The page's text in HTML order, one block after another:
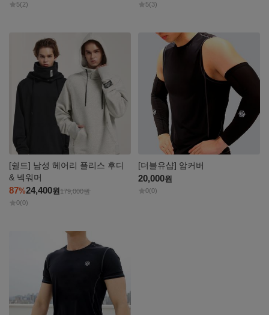
5(2)
5(3)
[쉴드] 남성 헤어리 플리스 후디
& 넥워머
87%24,400원179,000원
0(0)
[더블유샵] 암커버
20,000원
0(0)
자세히